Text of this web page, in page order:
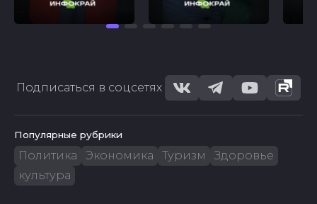
Подписаться в соцсетях
Популярные рубрики
Политика Экономика Туризм
Здоровье
культура